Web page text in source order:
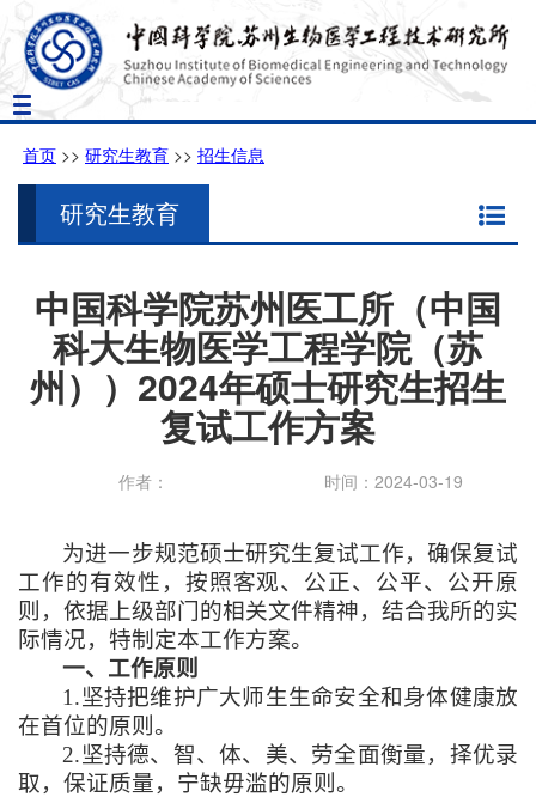
Toggle
navigation
首页 >> 研究生教育 >> 招生信息
研究生教育
中国科学院苏州医工所（中国
科大生物医学工程学院（苏
州））2024年硕士研究生招生
复试工作方案
作者： 时间：2024-03-19
为进一步规范硕士研究生复试工作，确保复试
工作的有效性，按照客观、公正、公平、公开原
则，依据上级部门的相关文件精神，结合我所的实
际情况，特制定本工作方案。
一、工作原则
1.坚持把维护广大师生生命安全和身体健康放
在首位的原则。
2.坚持德、智、体、美、劳全面衡量，择优录
取，保证质量，宁缺毋滥的原则。